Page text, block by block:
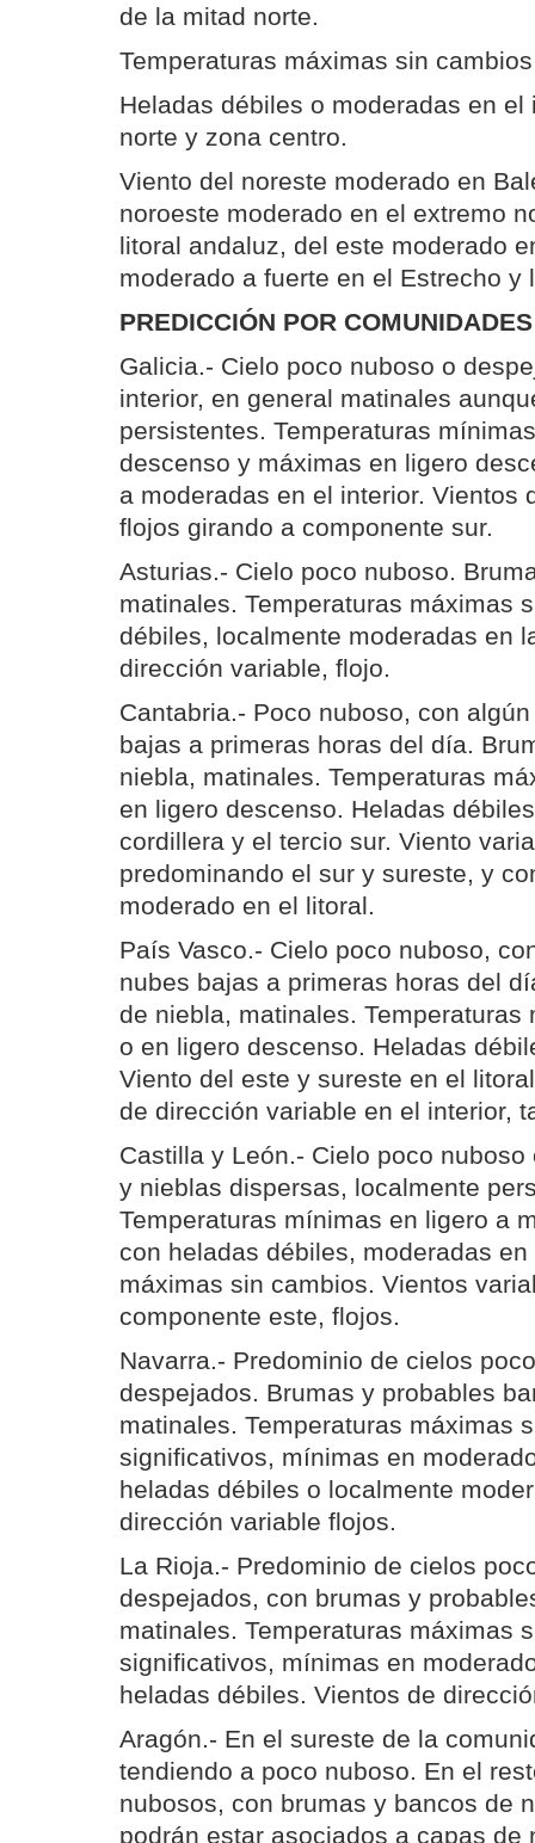
de la mitad norte.
Temperaturas máximas sin
Heladas débiles o moderadas en el
norte y zona centro.
Viento del noreste moderado en
noroeste moderado en el extremo
litoral andaluz, del este moderado
moderado a fuerte en el Estrecho y
PREDICCIÓN POR
Galicia.- Cielo poco nuboso o
interior, en general matinales
persistentes. Temperaturas
descenso y máximas en ligero
a moderadas en el interior. Vientos
flojos girando a componente sur.
Asturias.- Cielo poco nuboso.
matinales. Temperaturas máximas
débiles, localmente moderadas en
dirección variable, flojo.
Cantabria.- Poco nuboso, con
bajas a primeras horas del día.
niebla, matinales. Temperaturas
en ligero descenso. Heladas
cordillera y el tercio sur. Viento
predominando el sur y sureste, y
moderado en el litoral.
País Vasco.- Cielo poco nuboso,
nubes bajas a primeras horas del
de niebla, matinales. Temperaturas
o en ligero descenso. Heladas
Viento del este y sureste en el
de dirección variable en el interior,
Castilla y León.- Cielo poco
y nieblas dispersas, localmente
Temperaturas mínimas en ligero a
con heladas débiles, moderadas
máximas sin cambios. Vientos
componente este, flojos.
Navarra.- Predominio de cielos
despejados. Brumas y probables
matinales. Temperaturas máximas
significativos, mínimas en
heladas débiles o localmente
dirección variable flojos.
La Rioja.- Predominio de cielos
despejados, con brumas y
matinales. Temperaturas máximas
significativos, mínimas en
heladas débiles. Vientos de
Aragón.- En el sureste de la
tendiendo a poco nuboso. En el
nubosos, con brumas y bancos de
podrán estar asociados a capas de